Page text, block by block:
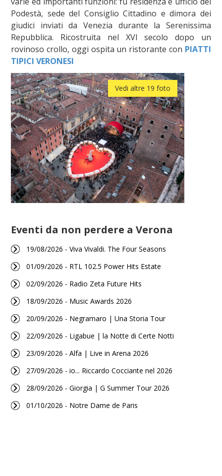
Podestà, sede del Consiglio Cittadino e dimora dei
giudici inviati da Venezia durante la Serenissima
Repubblica. Ricostruita nel XVI secolo dopo un
rovinoso crollo, oggi ospita un ristorante con PIATTI
TIPICI VERONESI
Vedi altre 19 foto
Eventi da non perdere a Verona
19/08/2026 - Viva Vivaldi. The Four Seasons
01/09/2026 - RTL 102.5 Power Hits Estate
02/09/2026 - Radio Zeta Future Hits
18/09/2026 - Music Awards 2026
20/09/2026 - Negramaro | Una Storia Tour
22/09/2026 - Ligabue | la Notte di Certe Notti
23/09/2026 - Alfa | Live in Arena 2026
27/09/2026 - io... Riccardo Cocciante nel 2026
28/09/2026 - Giorgia | G Summer Tour 2026
01/10/2026 - Notre Dame de Paris